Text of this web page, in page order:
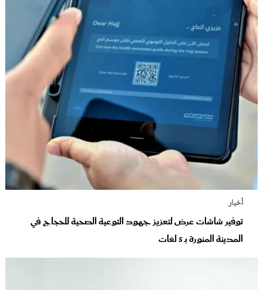
أخبار
توفير شاشات عرض لتعزيز جهود التوعية الصحية للحجاج في
المدينة المنورة بـ 5 لغات